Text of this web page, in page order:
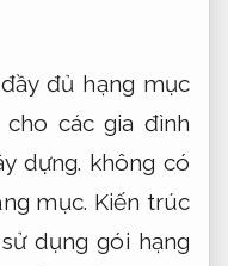
đủ hạng mục
các gia đình
dựng. không có
mục. Kiến trúc
dụng gói hạng